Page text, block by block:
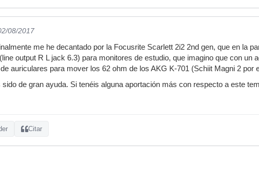
08/2017
me he decantado por la Focusrite Scarlett 2i2 2nd gen, que en la
output R L jack 6.3) para monitores de estudio, que imagino que con un
auriculares para mover los 62 ohm de los AKG K-701 (Schiit Magni 2 por
sido de gran ayuda. Si tenéis alguna aportación más con respecto a este
Citar